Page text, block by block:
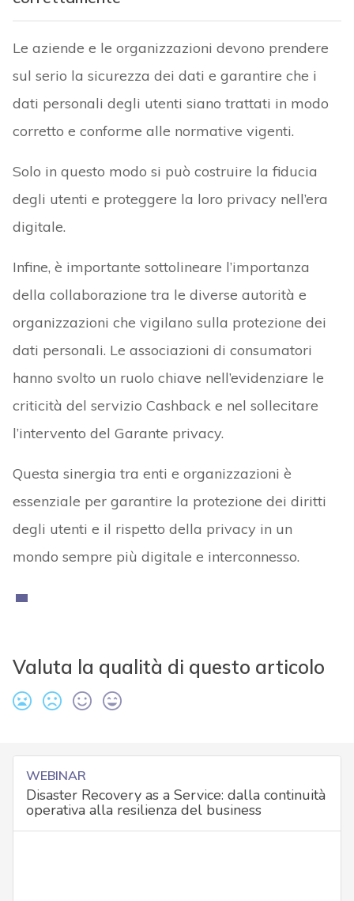
Le aziende e le organizzazioni devono prendere
sul serio la sicurezza dei dati e garantire che i
dati personali degli utenti siano trattati in modo
corretto e conforme alle normative vigenti.
Solo in questo modo si può costruire la fiducia
degli utenti e proteggere la loro privacy nell’era
digitale.
Infine, è importante sottolineare l’importanza
della collaborazione tra le diverse autorità e
organizzazioni che vigilano sulla protezione dei
dati personali. Le associazioni di consumatori
hanno svolto un ruolo chiave nell’evidenziare le
criticità del servizio Cashback e nel sollecitare
l’intervento del Garante privacy.
Questa sinergia tra enti e organizzazioni è
essenziale per garantire la protezione dei diritti
degli utenti e il rispetto della privacy in un
mondo sempre più digitale e interconnesso.
Valuta la qualità di questo articolo
WEBINAR
Disaster Recovery as a Service: dalla continuità
operativa alla resilienza del business